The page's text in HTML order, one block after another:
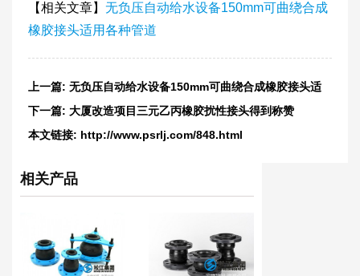
【相关文章】 无负压自动给水设备150mm可曲绕合成
橡胶接头适用各种管道
上一篇: 无负压自动给水设备150mm可曲绕合成橡胶接头适
用各种管道
下一篇: 大厦改造项目三元乙丙橡胶扰性接头得到称赞
本文链接: http://www.psrlj.com/848.html
相关产品